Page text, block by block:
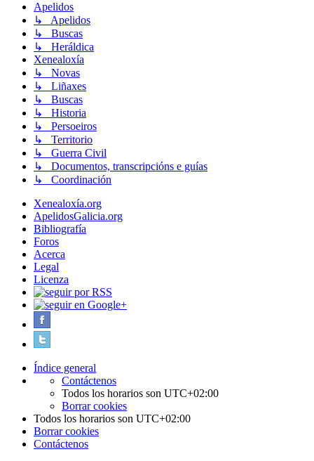
Apelidos
↳ Apelidos
↳ Buscas
↳ Heráldica
Xenealoxía
↳ Novas
↳ Liñaxes
↳ Buscas
↳ Historia
↳ Persoeiros
↳ Territorio
↳ Guerra Civil
↳ Documentos, transcripcións e guías
↳ Coordinación
Xenealoxía.org
ApelidosGalicia.org
Bibliografía
Foros
Acerca
Legal
Licenza
Índice general
Contáctenos
Todos los horarios son UTC+02:00
Borrar cookies
Todos los horarios son UTC+02:00
Borrar cookies
Contáctenos